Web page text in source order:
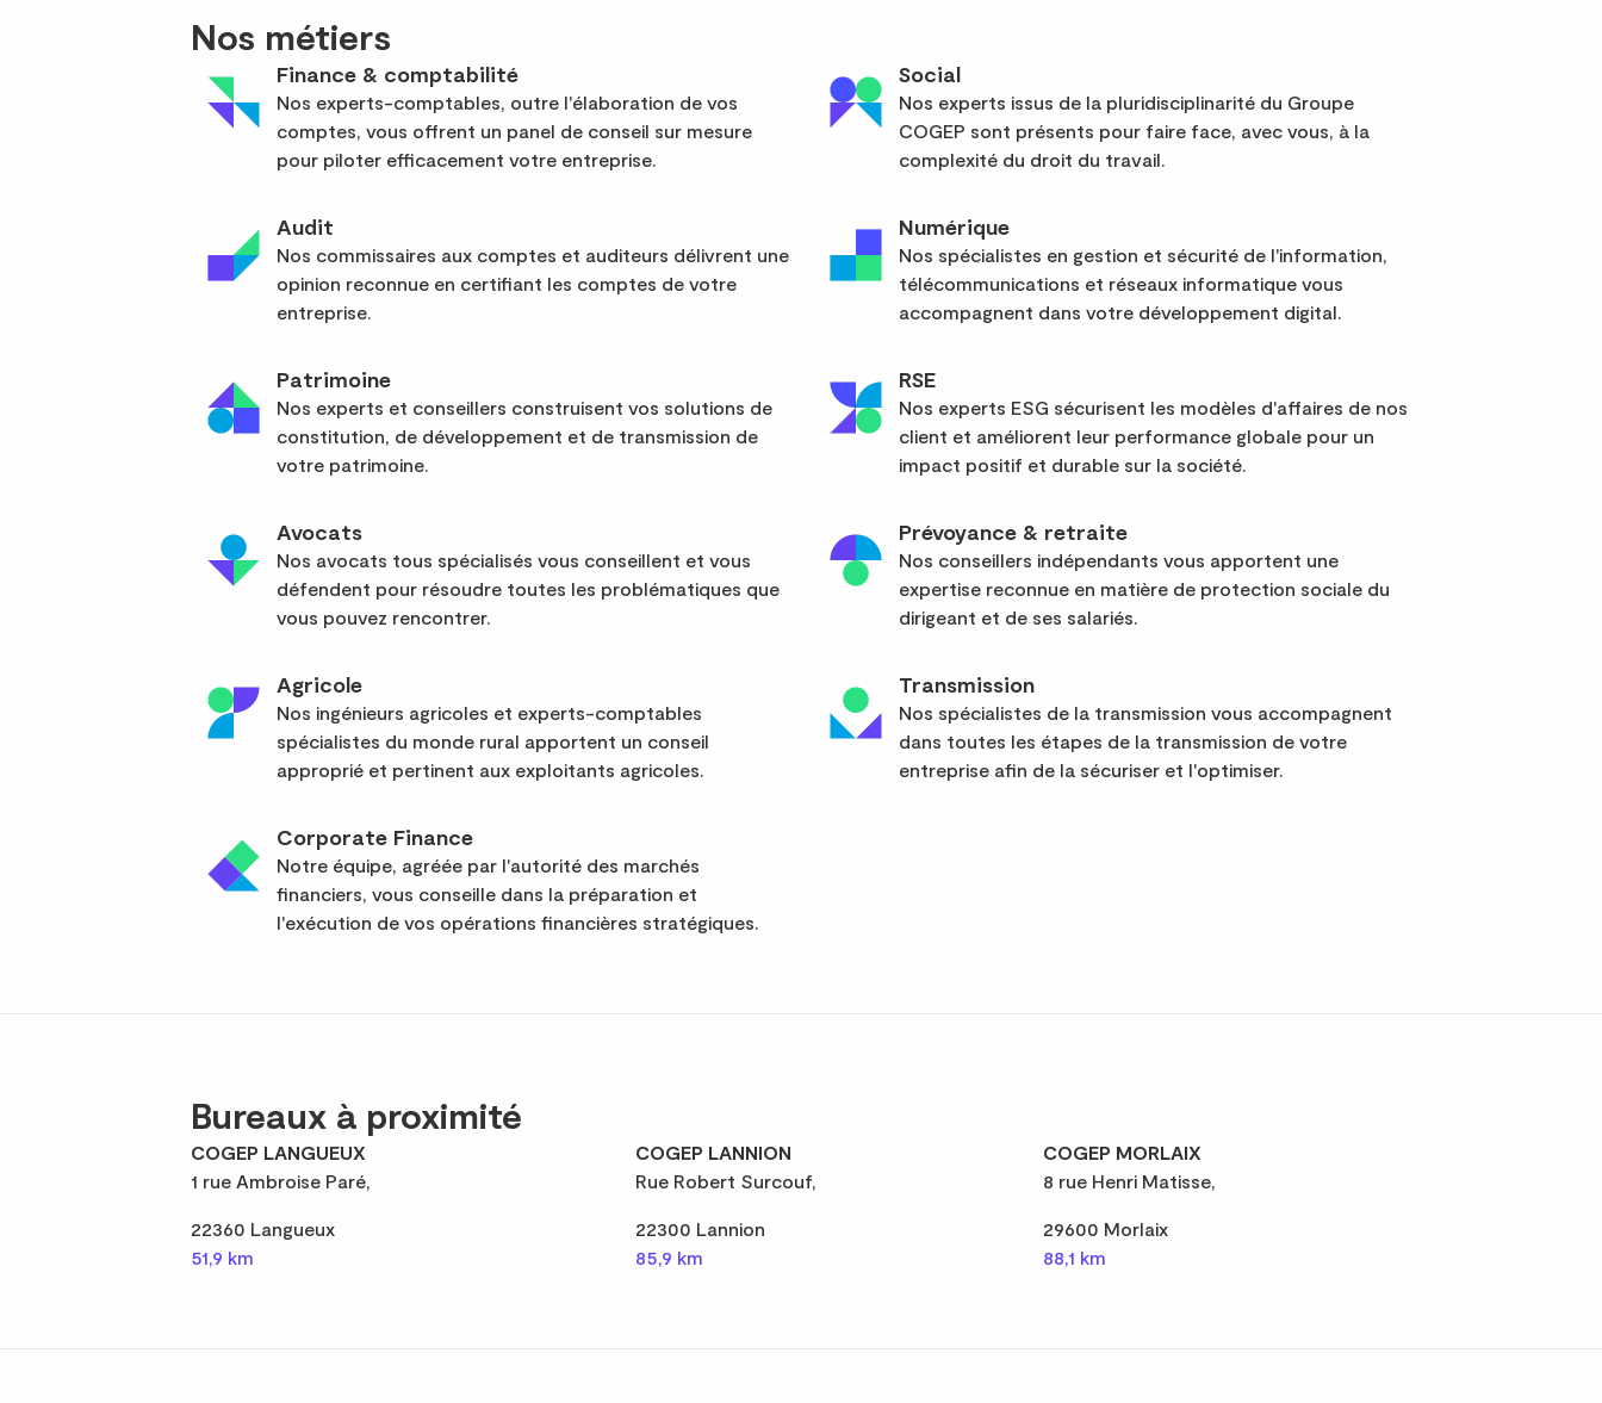
Nos métiers
Finance & comptabilité
Nos experts-comptables, outre l'élaboration de vos
comptes, vous offrent un panel de conseil sur mesure
pour piloter efficacement votre entreprise.
Social
Nos experts issus de la pluridisciplinarité du Groupe
COGEP sont présents pour faire face, avec vous, à la
complexité du droit du travail.
Audit
Nos commissaires aux comptes et auditeurs délivrent une
opinion reconnue en certifiant les comptes de votre
entreprise.
Numérique
Nos spécialistes en gestion et sécurité de l'information,
télécommunications et réseaux informatique vous
accompagnent dans votre développement digital.
Patrimoine
Nos experts et conseillers construisent vos solutions de
constitution, de développement et de transmission de
votre patrimoine.
RSE
Nos experts ESG sécurisent les modèles d'affaires de nos
client et améliorent leur performance globale pour un
impact positif et durable sur la société.
Avocats
Nos avocats tous spécialisés vous conseillent et vous
défendent pour résoudre toutes les problématiques que
vous pouvez rencontrer.
Prévoyance & retraite
Nos conseillers indépendants vous apportent une
expertise reconnue en matière de protection sociale du
dirigeant et de ses salariés.
Agricole
Nos ingénieurs agricoles et experts-comptables
spécialistes du monde rural apportent un conseil
approprié et pertinent aux exploitants agricoles.
Transmission
Nos spécialistes de la transmission vous accompagnent
dans toutes les étapes de la transmission de votre
entreprise afin de la sécuriser et l'optimiser.
Corporate Finance
Notre équipe, agréée par l'autorité des marchés
financiers, vous conseille dans la préparation et
l'exécution de vos opérations financières stratégiques.
Bureaux à proximité
COGEP LANGUEUX
1 rue Ambroise Paré,
22360 Langueux
51,9 km
COGEP LANNION
Rue Robert Surcouf,
22300 Lannion
85,9 km
COGEP MORLAIX
8 rue Henri Matisse,
29600 Morlaix
88,1 km